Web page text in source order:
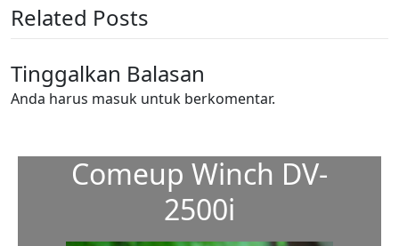
Related Posts
Tinggalkan Balasan
Anda harus masuk untuk berkomentar.
Comeup Winch DV-
2500i